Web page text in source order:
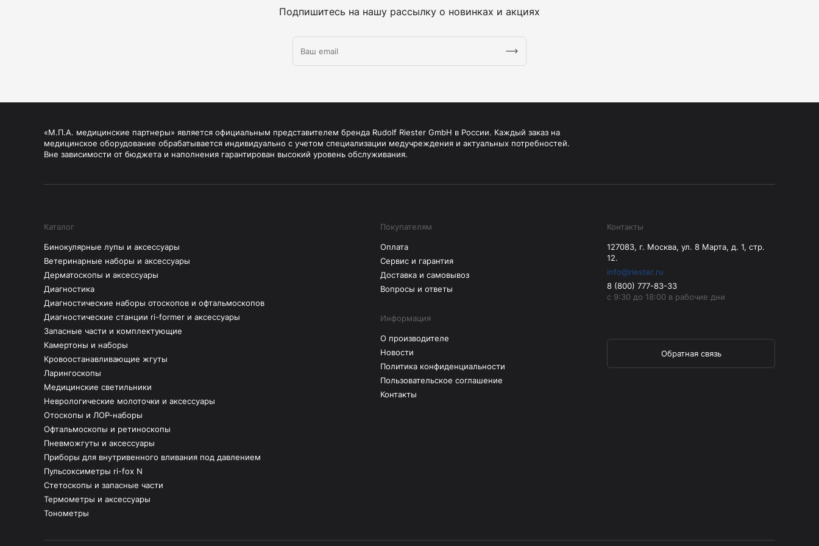
Подпишитесь на нашу рассылку о новинках и акциях
«М.П.А. медицинские партнеры» является официальным представителем бренда Rudolf Riester GmbH в России. Каждый заказ на
медицинское оборудование обрабатывается индивидуально с учетом специализации медучреждения и актуальных потребностей.
Вне зависимости от бюджета и наполнения гарантирован высокий уровень обслуживания.
Каталог
Бинокулярные лупы и аксессуары
Ветеринарные наборы и аксессуары
Дерматоскопы и аксессуары
Диагностика
Диагностические наборы отоскопов и офтальмоскопов
Диагностические станции ri-former и аксессуары
Запасные части и комплектующие
Камертоны и наборы
Кровоостанавливающие жгуты
Ларингоскопы
Медицинские светильники
Неврологические молоточки и аксессуары
Отоскопы и ЛОР-наборы
Офтальмоскопы и ретиноскопы
Пневможгуты и аксессуары
Приборы для внутривенного вливания под давлением
Пульсоксиметры ri-fox N
Стетоскопы и запасные части
Термометры и аксессуары
Тонометры
Покупателям
Оплата
Сервис и гарантия
Доставка и самовывоз
Вопросы и ответы
Информация
О производителе
Новости
Политика конфиденциальности
Пользовательское соглашение
Контакты
Контакты
127083, г. Москва, ул. 8 Марта, д. 1, стр.
12.
info@riester.ru
8 (800) 777-83-33
с 9:30 до 18:00 в рабочие дни
Обратная связь